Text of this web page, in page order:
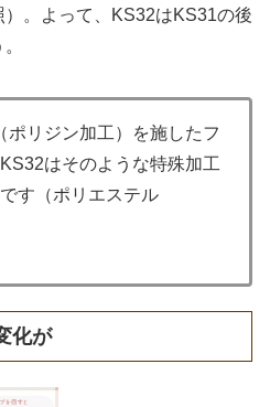
。よって、KS32はKS31の後
ポリジン加工）を施したフ
はそのような特殊加工
す（ポリエステル
化が